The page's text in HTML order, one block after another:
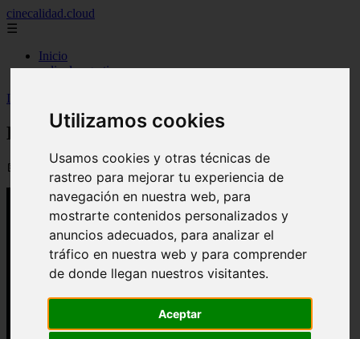
Utilizamos cookies
Usamos cookies y otras técnicas de
rastreo para mejorar tu experiencia de
navegación en nuestra web, para
mostrarte contenidos personalizados y
anuncios adecuados, para analizar el
tráfico en nuestra web y para comprender
de donde llegan nuestros visitantes.
Aceptar
cinecalidad.cloud
☰
Inicio
peliculas-gratis
Inicio
Hablame ᐉ Final Explicado
📅 13/02/2026